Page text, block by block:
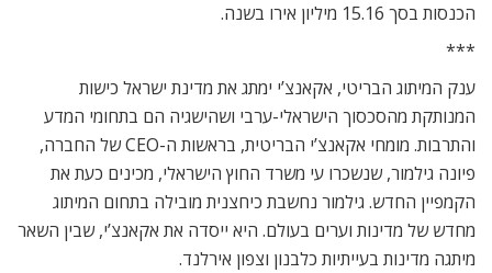
הכנסות בסך 15.16 מיליון אירו בשנה.
***
ענק המיתוג הבריטי, אקאנצ’י ימתג את מדינת ישראל כישות
המנותקת מהסכסוך הישראלי-ערבי ושהישגיה הם בתחומי המדע
והתרבות. מומחי אקאנצ’י הבריטית, בראשות ה-CEO של החברה,
פיונה גילמור, שנשכרו עי משרד החוץ הישראלי, מכינים כעת את
הקמפיין החדש. גילמור נחשבת כיחצנית מובילה בתחום המיתוג
מחדש של מדינות וערים בעולם. היא ייסדה את אקאנצ’י, שבין השאר
מיתגה מדינות בעייתיות כלבנון וצפון אירלנד.